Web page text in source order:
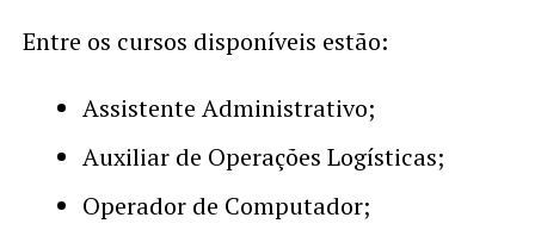
Entre os cursos disponíveis estão:
Assistente Administrativo;
Auxiliar de Operações Logísticas;
Operador de Computador;